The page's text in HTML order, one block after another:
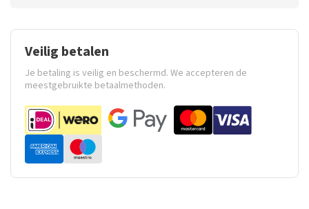
Veilig betalen
Je betaling is veilig en beschermd. We accepteren de
meestgebruikte betaalmethoden.